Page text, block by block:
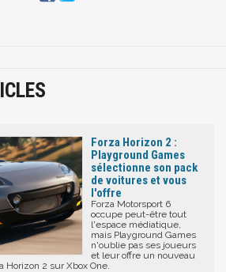
Forza Horizon 2 :
Playground Games
sélectionne son pack
de voitures et vous
l'offre
Forza Motorsport 6
occupe peut-être tout
l'espace médiatique,
mais Playground Games
n'oublie pas ses joueurs
et leur offre un nouveau
Horizon 2 sur Xbox One.